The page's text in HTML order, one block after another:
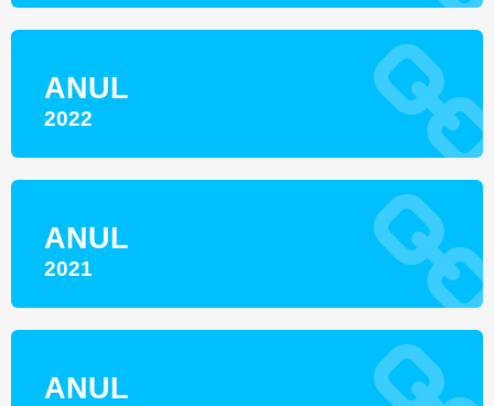
ANUL
2022
ANUL
2021
ANUL